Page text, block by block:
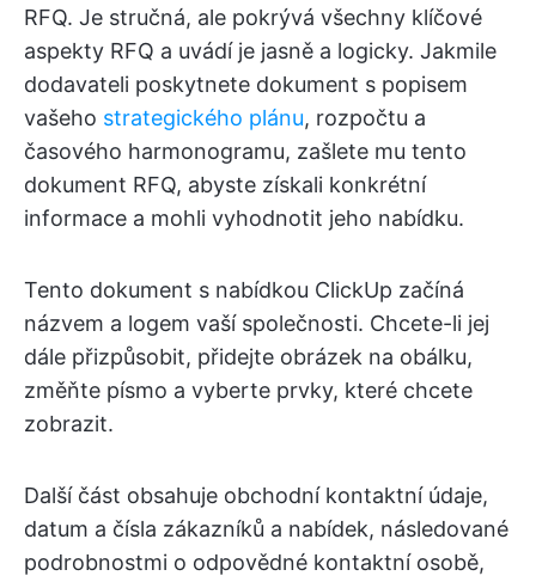
RFQ. Je stručná, ale pokrývá všechny klíčové
aspekty RFQ a uvádí je jasně a logicky. Jakmile
dodavateli poskytnete dokument s popisem
vašeho strategického plánu, rozpočtu a
časového harmonogramu, zašlete mu tento
dokument RFQ, abyste získali konkrétní
informace a mohli vyhodnotit jeho nabídku.
Tento dokument s nabídkou ClickUp začíná
názvem a logem vaší společnosti. Chcete-li jej
dále přizpůsobit, přidejte obrázek na obálku,
změňte písmo a vyberte prvky, které chcete
zobrazit.
Další část obsahuje obchodní kontaktní údaje,
datum a čísla zákazníků a nabídek, následované
podrobnostmi o odpovědné kontaktní osobě,